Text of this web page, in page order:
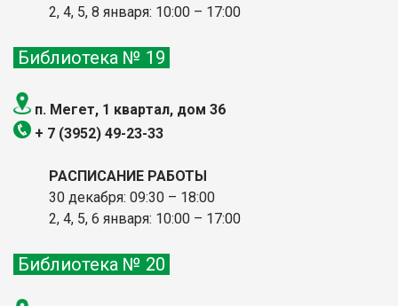
2, 4, 5, 8 января: 10:00 – 17:00
Библиотека № 19
п. Мегет, 1 квартал, дом 36
+ 7 (3952) 49-23-33
РАСПИСАНИЕ РАБОТЫ
30 декабря: 09:30 – 18:00
2, 4, 5, 6 января: 10:00 – 17:00
Библиотека № 20